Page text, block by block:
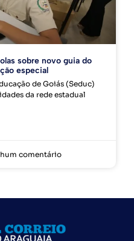
sobre novo guia do
especial
de Goiás (Seduc)
da rede estadual
comentário